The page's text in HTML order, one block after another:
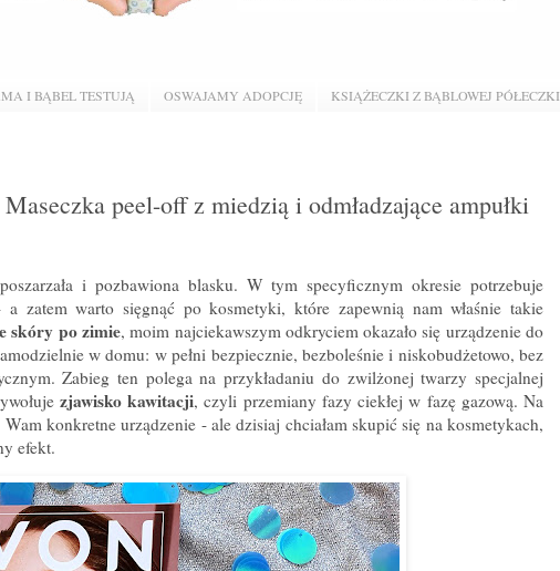
I BĄBEL TESTUJĄ OSWAJAMY ADOPCJĘ KSIĄŻECZKI Z BĄBLOWEJ PÓŁECZKI
peel-off z miedzią i odmładzające ampułki
i pozbawiona blasku. W tym specyficznym okresie potrzebuje
zatem warto sięgnąć po kosmetyki, które zapewnią nam właśnie takie
skóry po zimie, moim najciekawszym odkryciem okazało się urządzenie do
w domu: w pełni bezpiecznie, bezboleśnie i niskobudżetowo, bez
Zabieg ten polega na przykładaniu do zwilżonej twarzy specjalnej
zjawisko kawitacji, czyli przemiany fazy ciekłej w fazę gazową. Na
konkretne urządzenie - ale dzisiaj chciałam skupić się na kosmetykach,
efekt.